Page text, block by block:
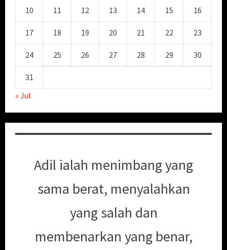
10 11 12 13 14 15 16
17 18 19 20 21 22 23
24 25 26 27 28 29 30
31
« Jul
Adil ialah menimbang yang
sama berat, menyalahkan
yang salah dan
membenarkan yang benar,